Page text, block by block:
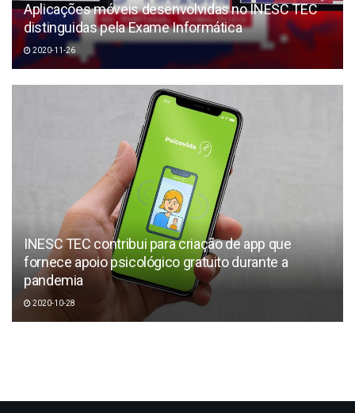
Aplicações móveis desenvolvidas no INESC TEC
distinguidas pela Exame Informática
2020-11-26
INESC TEC contribui para criação de app que
fornece apoio psicológico gratuito durante a
pandemia
2020-10-28